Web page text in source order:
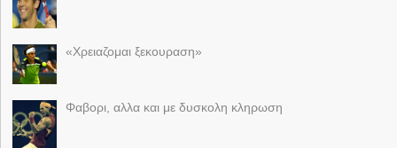
«Χρειαζομαι ξεκουραση»
Φαβορι, αλλα και με δυσκολη κληρωση